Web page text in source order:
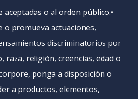
aceptadas o al orden público.•
o promueva actuaciones,
discriminatorios por
raza, religión, creencias, edad o
ponga a disposición o
a productos, elementos,